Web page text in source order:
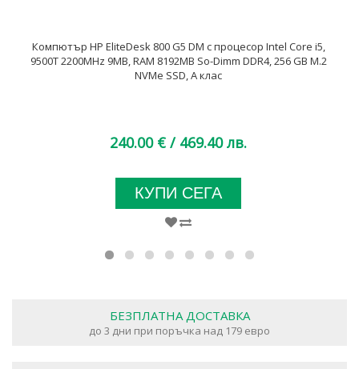
Компютър HP EliteDesk 800 G5 DM с процесор Intel Core i5,
9500T 2200MHz 9MB, RAM 8192MB So-Dimm DDR4, 256 GB M.2
NVMe SSD, A клас
240.00 € / 469.40 лв.
КУПИ СЕГА
БЕЗПЛАТНА ДОСТАВКА
до 3 дни при поръчка над 179 евро